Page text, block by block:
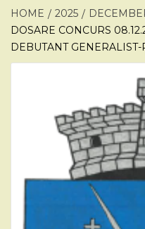
HOME 2025
DOSARE CONCURS
DEBUTANT